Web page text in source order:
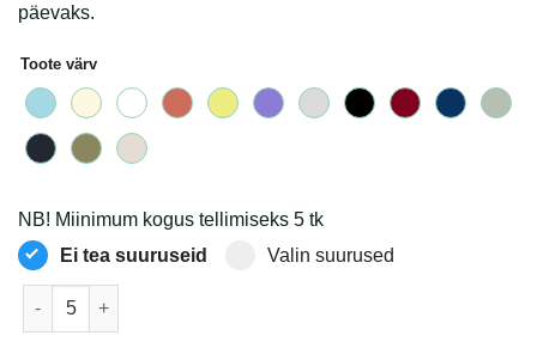
päevaks.
Toote värv
NB! Miinimum kogus tellimiseks 5 tk
Ei tea suuruseid
Valin suurused